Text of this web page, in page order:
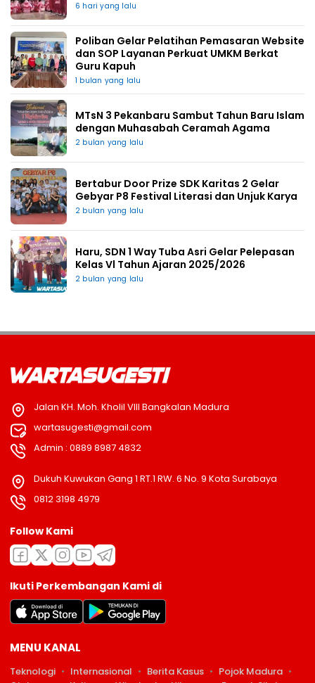
6 hari yang lalu
Poliban Gelar Pelatihan Pemasaran Website
dan SOP Layanan Perkuat UMKM Berkat
Guru Kapuh
1 bulan yang lalu
MTsN 3 Pekanbaru Sambut Tahun Baru Islam
dengan Muhasabah Ceramah Agama
2 bulan yang lalu
Bertabur Door Prize SDK Karitas 2 Gelar
Gebyar P8 Festival Literasi dan Unjuk Karya
2 bulan yang lalu
Haru, SDN 1 Way Tuba Asri Gelar Pelepasan
Kelas Vl Tahun Ajaran 2025/2026
2 bulan yang lalu
Jalan KH. Moh. Kholil VIII Bangkalan Madura
wartasugesti@gmail.com
Admin : 0889 8987 4832
Dukuh Kuwukan Gang 1 RT.1 RW. 6 No. 9 Kota Surabaya
0812 3198 4979
Follow Kami
Ikuti Perkembangan Kami di
MENU KANAL
Teknologi Internasional Berita Kasus
Pojok Madura